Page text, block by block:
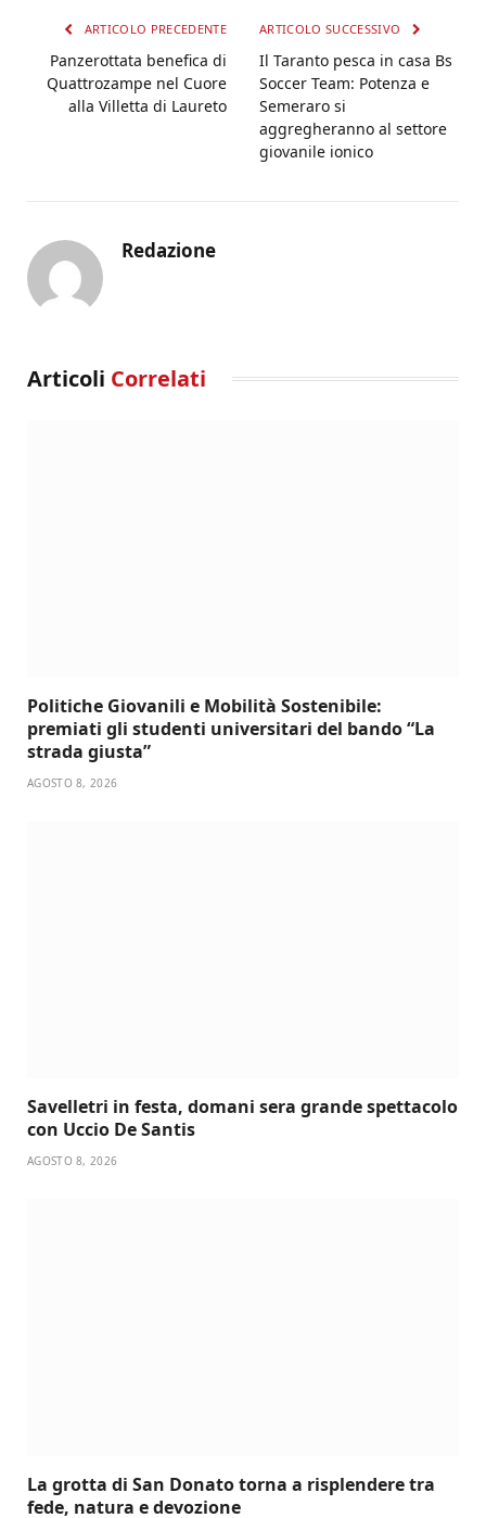
ARTICOLO PRECEDENTE
Panzerottata benefica di
Quattrozampe nel Cuore
alla Villetta di Laureto
ARTICOLO SUCCESSIVO
Il Taranto pesca in casa Bs
Soccer Team: Potenza e
Semeraro si
aggregheranno al settore
giovanile ionico
Redazione
Articoli Correlati
Politiche Giovanili e Mobilità Sostenibile:
premiati gli studenti universitari del bando “La
strada giusta”
AGOSTO 8, 2026
Savelletri in festa, domani sera grande spettacolo
con Uccio De Santis
AGOSTO 8, 2026
La grotta di San Donato torna a risplendere tra
fede, natura e devozione